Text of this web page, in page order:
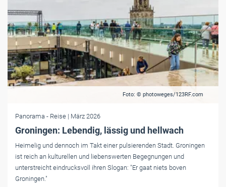
Foto: © photoweges/123RF.com
Panorama - Reise | März 2026
Groningen: Lebendig, lässig und hellwach
Heimelig und dennoch im Takt einer pulsierenden Stadt. Groningen
ist reich an kulturellen und liebenswerten Begegnungen und
unterstreicht ­eindrucksvoll ihren Slogan: "Er gaat niets boven
Groningen."